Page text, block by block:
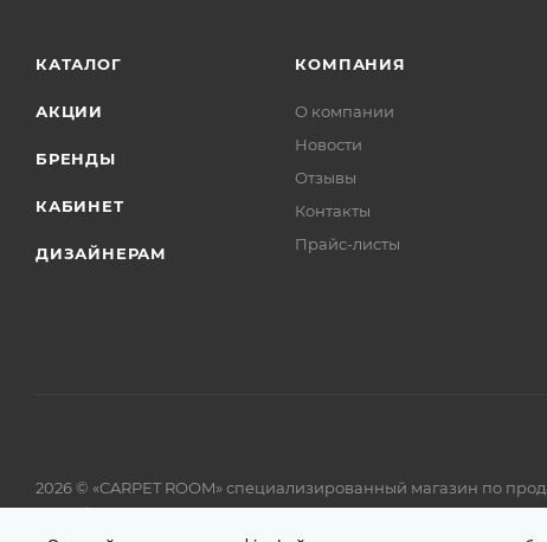
КАТАЛОГ
АКЦИИ
БРЕНДЫ
КАБИНЕТ
ДИЗАЙНЕРАМ
КОМПАНИЯ
О компании
Новости
Отзывы
Контакты
Прайс-листы
2026 © «CARPET ROOM» специализированный магазин по
-